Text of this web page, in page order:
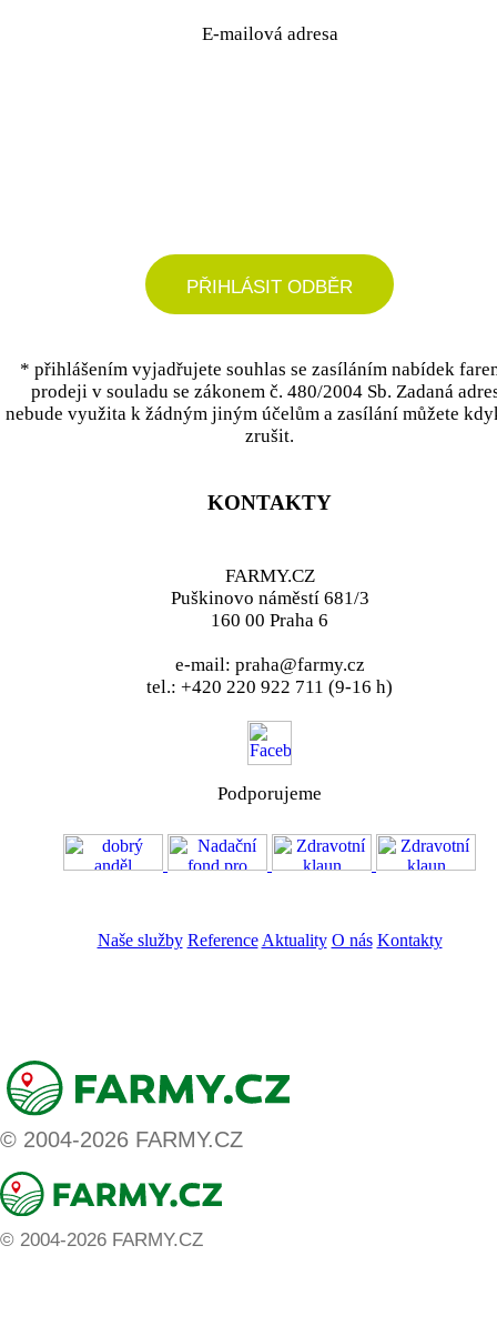
E-mailová adresa
PŘIHLÁSIT ODBĚR
* přihlášením vyjadřujete souhlas se zasíláním nabídek
prodeji v souladu se zákonem č. 480/2004 Sb. Zadaná
nebude využita k žádným jiným účelům a zasílání můžete
zrušit.
KONTAKTY
FARMY.CZ
Puškinovo náměstí 681/3
160 00 Praha 6
e-mail: praha@farmy.cz
tel.: +420 220 922 711 (9-16 h)
Podporujeme
Naše služby Reference Aktuality O nás Kontakty
© 2004-2026 FARMY.CZ
© 2004-2026 FARMY.CZ